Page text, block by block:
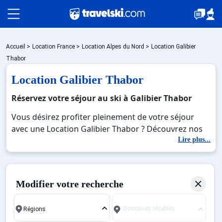
Packages
🚆Train de nuit
Stations
Hébergements
Bons plans
Accueil > Location France > Location Alpes du Nord > Location Galibier
Thabor
Location Galibier Thabor
Réservez votre séjour au ski à Galibier Thabor
Vous désirez profiter pleinement de votre séjour
avec une Location Galibier Thabor ? Découvrez nos
offres de Location Galibier Thabor pour skier sans
limite à noel, jour de l'an, février. Fermez les yeux et
imaginez… Profitez de votre Location Galibier
pourrez mêler les plaisirs de la glisse sur les pistes
beauté des paysages montagnards. Pour un week-
Lire plus...
Modifier votre recherche
Domaines skiables